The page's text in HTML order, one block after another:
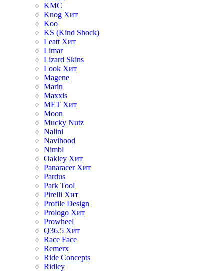
KMC
Knog Хит
Koo
KS (Kind Shock)
Leatt Хит
Limar
Lizard Skins
Look Хит
Magene
Marin
Maxxis
MET Хит
Moon
Mucky Nutz
Nalini
Navihood
Nimbl
Oakley Хит
Panaracer Хит
Pardus
Park Tool
Pirelli Хит
Profile Design
Prologo Хит
Prowheel
Q36.5 Хит
Race Face
Remerx
Ride Concepts
Ridley